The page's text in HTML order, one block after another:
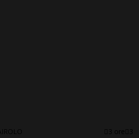
3 ore 3